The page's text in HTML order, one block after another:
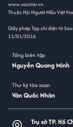
www.saostar.vn
Thuộc Hội Người Mẫu Việt
Giấy phép Tạp chí điện tử
11/01/2016
Tổng biên tập
Nguyễn Quang Minh
Thư ký tòa soạn
Văn Quốc Nhân
Trụ sở TP. Hồ